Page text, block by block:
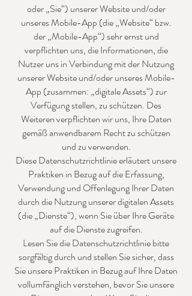
oder „Sie“) unserer Website und/oder
unseres Mobile-App (die „Website“ bzw.
der „Mobile-App“) sehr ernst und
verpflichten uns, die Informationen, die
Nutzer uns in Verbindung mit der Nutzung
unserer Website und/oder unseres Mobile-
App (zusammen: „digitale Assets“) zur
Verfügung stellen, zu schützen. Des
Weiteren verpflichten wir uns, Ihre Daten
gemäß anwendbarem Recht zu schützen
und zu verwenden.
Diese Datenschutzrichtlinie erläutert unsere
Praktiken in Bezug auf die Erfassung,
Verwendung und Offenlegung Ihrer Daten
durch die Nutzung unserer digitalen Assets
(die „Dienste“), wenn Sie über Ihre Geräte
auf die Dienste zugreifen.
Lesen Sie die Datenschutzrichtlinie bitte
sorgfältig durch und stellen Sie sicher, dass
Sie unsere Praktiken in Bezug auf Ihre Daten
vollumfänglich verstehen, bevor Sie unsere